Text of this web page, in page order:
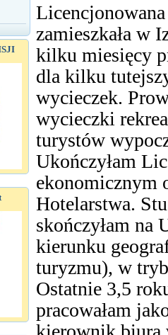
zamieszkała w
kilku miesięcy
dla kilku
wycieczek.
wycieczki
turystów
Ukończyłam
ekonomicznym
Hotelarstwa.
skończyłam na
kierunku
turyzmu), w
Ostatnie 3,5
pracowałam